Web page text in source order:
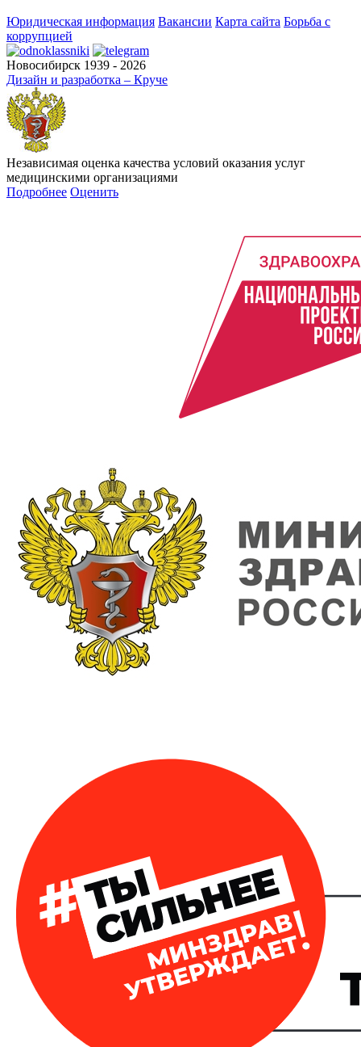
Юридическая информация Вакансии Карта сайта Борьба с
коррупцией
Новосибирск 1939 - 2026
Дизайн и разработка – Круче
Независимая оценка качества условий оказания услуг
медицинскими организациями
Подробнее Оценить